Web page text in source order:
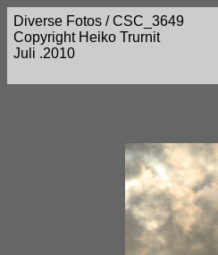
Diverse Fotos / CSC_3649
Copyright Heiko Trurnit
Juli .2010